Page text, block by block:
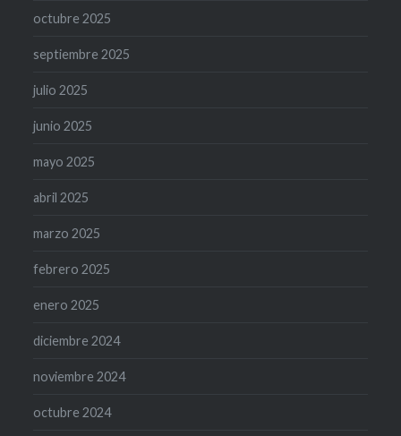
octubre 2025
septiembre 2025
julio 2025
junio 2025
mayo 2025
abril 2025
marzo 2025
febrero 2025
enero 2025
diciembre 2024
noviembre 2024
octubre 2024